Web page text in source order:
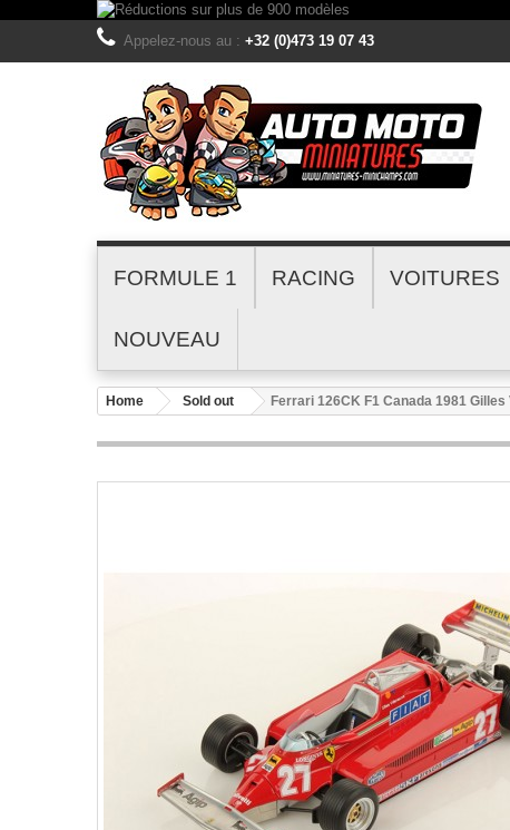
Appelez-nous au : +32 (0)473 19 07 43
FORMULE 1 RACING VOITURES
NOUVEAU
Home Sold out Ferrari 126CK F1 Canada 1981